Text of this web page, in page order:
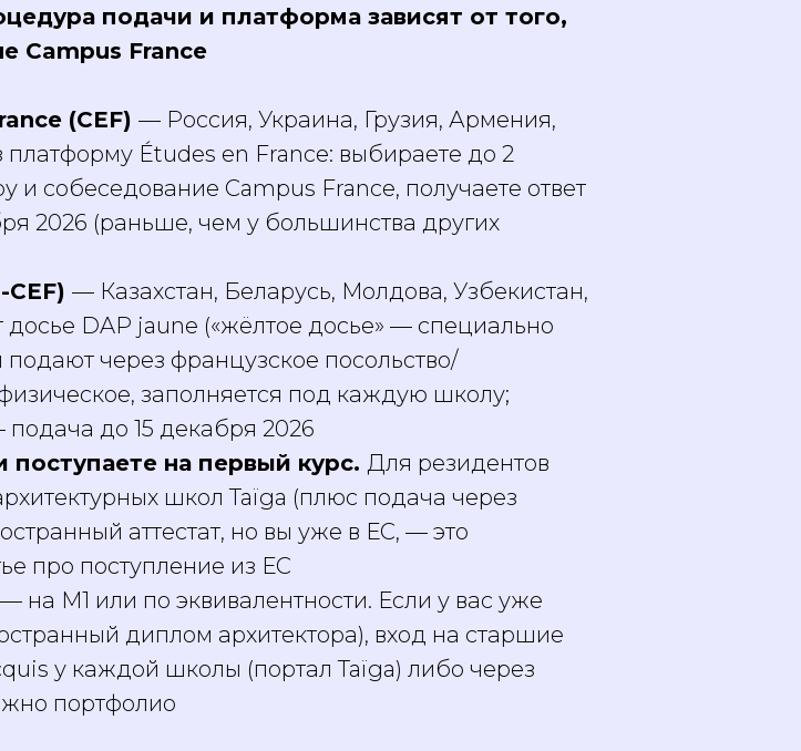
подачи и платформа зависят от того,
Campus France
(CEF) — Россия, Украина, Грузия, Армения,
Études en France: выбираете до 2
и собеседование Campus France, получаете ответ
2026 (раньше, чем у большинства других
— Казахстан, Беларусь, Молдова, Узбекистан,
DAP jaune («жёлтое досье» — специально
через французское посольство/
заполняется под каждую школу;
до 15 декабря 2026
на первый курс. Для резидентов
школ Taïga (плюс подача через
аттестат, но вы уже в ЕС, — это
про поступление из ЕС
— на M1 или по эквивалентности. Если у вас уже
диплом архитектора), вход на старшие
у каждой школы (портал Taïga) либо через
портфолио